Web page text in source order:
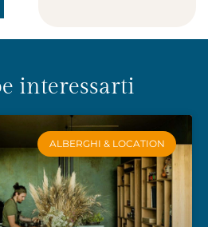
interessarti
ALBERGHI & LOCATION